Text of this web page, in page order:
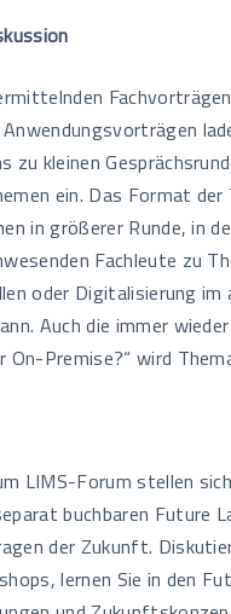
zu kleinen
ein. Das Format der
in größerer Runde, in
Fachleute zu
oder Digitalisierung im
Auch die immer
On-Premise?“ wird
LIMS-Forum stellen
buchbaren Future
der Zukunft.
lernen Sie in den